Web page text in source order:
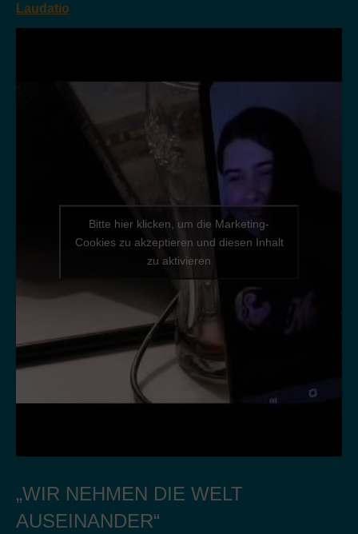
Laudatio
Bitte hier klicken, um die Marketing-
Cookies zu akzeptieren und diesen Inhalt
zu aktivieren
„WIR NEHMEN DIE WELT
AUSEINANDER“